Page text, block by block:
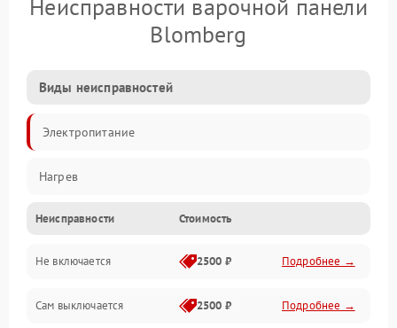
Неисправности варочной панели
Blomberg
Виды неисправностей
Электропитание
Нагрев
Неисправности Стоимость
Не включается 2500 ₽ Подробнее →
Сам выключается 2500 ₽ Подробнее →